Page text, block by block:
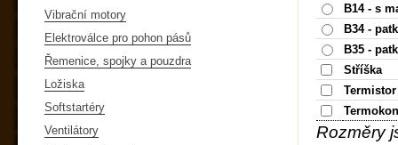
Vibrační motory
Elektroválce pro pohon pásů
Řemenice, spojky a pouzdra
Ložiska
Softstartéry
Ventilátory
B14 - s
B34 -
B35 -
Stříška
Termistor
Rozměry